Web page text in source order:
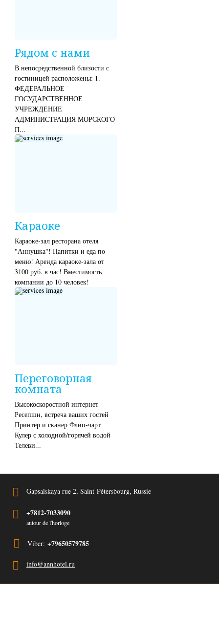
Рядом с нами
В непосредственной близости с
гостиницей расположены: 1.
ФЕДЕРАЛЬНОЕ
ГОСУДАРСТВЕННОЕ
УЧРЕЖДЕНИЕ
АДМИНИСТРАЦИЯ МОРСКОГО
П...
Караоке
Караоке-зал ресторана отеля
"Аннушка"! Напитки и еда по
меню! Аренда караоке-зала от
3100 руб. в час! Вместимость
компании до 10 человек!
Переговорная
комната
Высокоскоростной интернет
Ресепшн, встреча ваших гостей
Принтер и сканер Флип-чарт
Кулер с холодной/горячей водой
Телеви...
Gapsalskaya rue 2, Saint-Pétersbourg, Russie
+7812-7033090
autour de l'horloge
Viber: +79650579785
info@annhotel.ru